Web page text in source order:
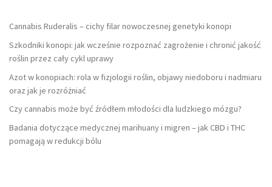
Cannabis Ruderalis – cichy filar nowoczesnej genetyki konopi
Szkodniki konopi: jak wcześnie rozpoznać zagrożenie i chronić jakość
roślin przez cały cykl uprawy
Azot w konopiach: rola w fizjologii roślin, objawy niedoboru i nadmiaru
oraz jak je rozróżniać
Czy cannabis może być źródłem młodości dla ludzkiego mózgu?
Badania dotyczące medycznej marihuany i migren – jak CBD i THC
pomagają w redukcji bólu